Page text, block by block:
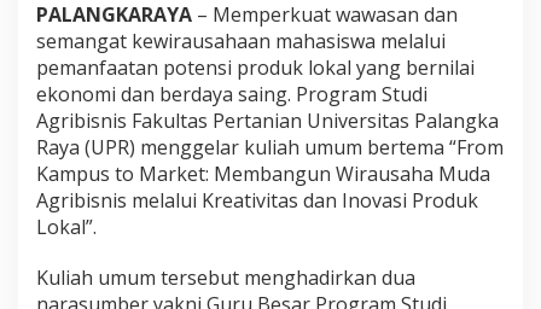
PALANGKARAYA – Memperkuat wawasan dan
semangat kewirausahaan mahasiswa melalui
pemanfaatan potensi produk lokal yang bernilai
ekonomi dan berdaya saing. Program Studi
Agribisnis Fakultas Pertanian Universitas Palangka
Raya (UPR) menggelar kuliah umum bertema “From
Kampus to Market: Membangun Wirausaha Muda
Agribisnis melalui Kreativitas dan Inovasi Produk
Lokal”.
Kuliah umum tersebut menghadirkan dua